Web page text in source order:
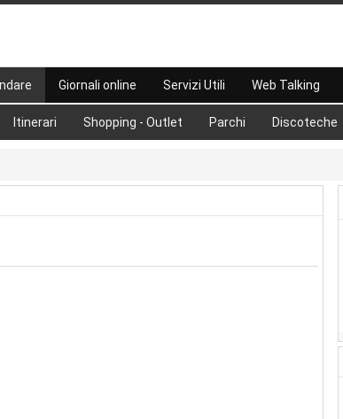
Itinerari Shopping - Outlet Parchi Discoteche
Giornali online Servizi Utili Web Talking